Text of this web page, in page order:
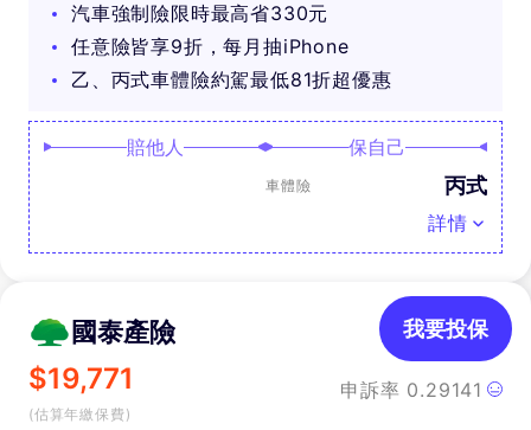
汽車強制險限時最高省330元
任意險皆享9折，每月抽iPhone
乙、丙式車體險約駕最低81折超優惠
賠他人 保自己
車體險 丙式
詳情
國泰產險
$19,771
(估算年繳保費)
申訴率 0.29141
我要投保